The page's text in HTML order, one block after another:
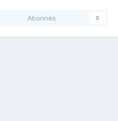
Abonnés 0